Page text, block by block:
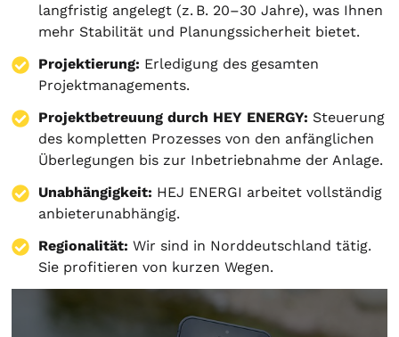
langfristig angelegt (z. B. 20–30 Jahre), was Ihnen
mehr Stabilität und Planungssicherheit bietet.
Projektierung: Erledigung des gesamten
Projektmanagements.
Projektbetreuung durch HEY ENERGY: Steuerung
des kompletten Prozesses von den anfänglichen
Überlegungen bis zur Inbetriebnahme der Anlage.
Unabhängigkeit: HEJ ENERGI arbeitet vollständig
anbieterunabhängig.
Regionalität: Wir sind in Norddeutschland tätig.
Sie profitieren von kurzen Wegen.